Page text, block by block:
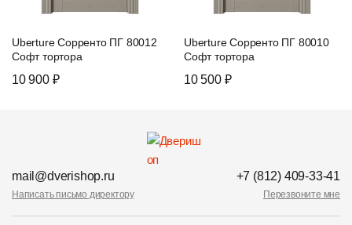
Uberture Сорренто ПГ 80012
Софт тортора
10 900 ₽
Uberture Сорренто ПГ 80010
Софт тортора
10 500 ₽
mail@dverishop.ru
Написать письмо директору
+7 (812) 409-33-41
Перезвоните мне